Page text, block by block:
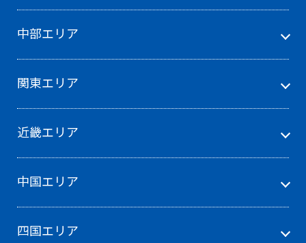
中部エリア
関東エリア
近畿エリア
中国エリア
四国エリア